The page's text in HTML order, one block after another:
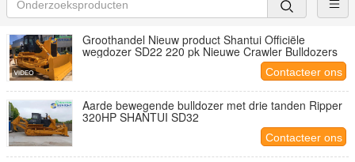
Groothandel Nieuw product Shantui Officiële
wegdozer SD22 220 pk Nieuwe Crawler Bulldozers
Contacteer ons
Aarde bewegende bulldozer met drie tanden Ripper
320HP SHANTUI SD32
Contacteer ons